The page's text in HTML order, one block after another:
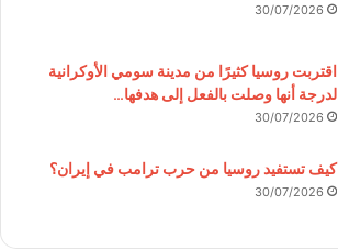
30/07/2026
اقتربت روسيا كثيرًا من مدينة سومي الأوكرانية
لدرجة أنها وصلت بالفعل إلى هدفها…
30/07/2026
كيف تستفيد روسيا من حرب ترامب في إيران؟
30/07/2026